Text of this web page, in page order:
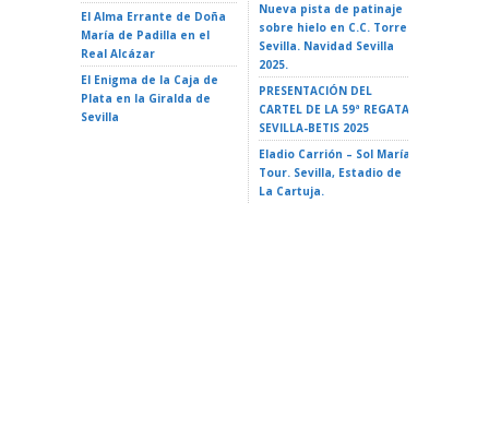
El Alma Errante de Doña
María de Padilla en el
Real Alcázar
El Enigma de la Caja de
Plata en la Giralda de
Sevilla
Nueva pista de patinaje
sobre hielo en C.C. Torre
Sevilla. Navidad Sevilla
2025.
PRESENTACIÓN DEL
CARTEL DE LA 59ª REGATA
SEVILLA-BETIS 2025
Eladio Carrión – Sol María
Tour. Sevilla, Estadio de
La Cartuja.